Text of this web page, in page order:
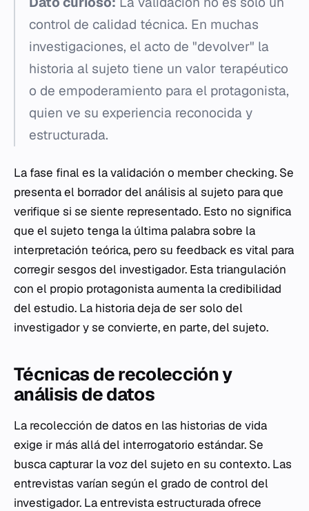
control de calidad técnica. En muchas
investigaciones, el acto de "devolver" la
historia al sujeto tiene un valor terapéutico
o de empoderamiento para el protagonista,
quien ve su experiencia reconocida y
estructurada.
La fase final es la validación o member checking. Se
presenta el borrador del análisis al sujeto para que
verifique si se siente representado. Esto no significa
que el sujeto tenga la última palabra sobre la
interpretación teórica, pero su feedback es vital para
corregir sesgos del investigador. Esta triangulación
con el propio protagonista aumenta la credibilidad
del estudio. La historia deja de ser solo del
investigador y se convierte, en parte, del sujeto.
Técnicas de recolección y
análisis de datos
La recolección de datos en las historias de vida
exige ir más allá del interrogatorio estándar. Se
busca capturar la voz del sujeto en su contexto. Las
entrevistas varían según el grado de control del
investigador. La entrevista estructurada ofrece